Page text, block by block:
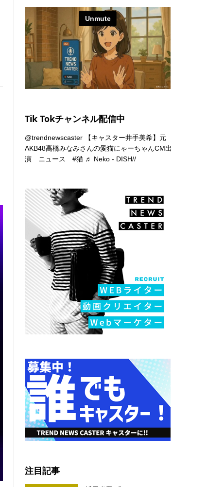
Tik Tokチャンネル配信中
@trendnewscaster 【キャスター井手美希】元
AKB48高橋みなみさんの愛猫にゃーちゃんCM出
演 ニュース#猫 ♬ Neko - DISH//
注目記事